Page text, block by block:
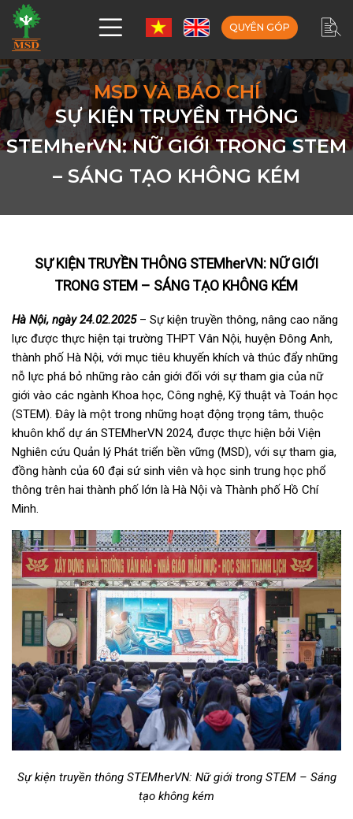
QUYÊN GÓP
MSD VÀ BÁO CHÍ
SỰ KIỆN TRUYỀN THÔNG
STEMherVN: NỮ GIỚI TRONG STEM
– SÁNG TẠO KHÔNG KÉM
SỰ KIỆN TRUYỀN THÔNG STEMherVN: NỮ GIỚI
TRONG STEM – SÁNG TẠO KHÔNG KÉM
Hà Nội, ngày 24.02.2025– Sự kiện truyền thông, nâng cao năng
lực được thực hiện tại trường THPT Vân Nội, huyện Đông Anh,
thành phố Hà Nội, với mục tiêu khuyến khích và thúc đẩy những
nỗ lực phá bỏ những rào cản giới đối với sự tham gia của nữ
giới vào các ngành Khoa học, Công nghệ, Kỹ thuật và Toán học
(STEM). Đây là một trong những hoạt động trọng tâm, thuộc
khuôn khổ dự án STEMherVN 2024, được thực hiện bởi Viện
Nghiên cứu Quản lý Phát triển bền vững (MSD), với sự tham gia,
đồng hành của 60 đại sứ sinh viên và học sinh trung học phổ
thông trên hai thành phố lớn là Hà Nội và Thành phố Hồ Chí
Minh.
Sự kiện truyền thông STEMherVN: Nữ giới trong STEM – Sáng
tạo không kém